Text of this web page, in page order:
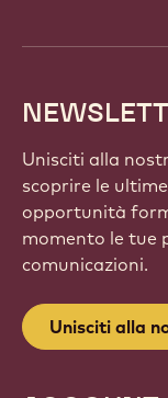
Website
Unisciti alla
opportunità
momento le tue